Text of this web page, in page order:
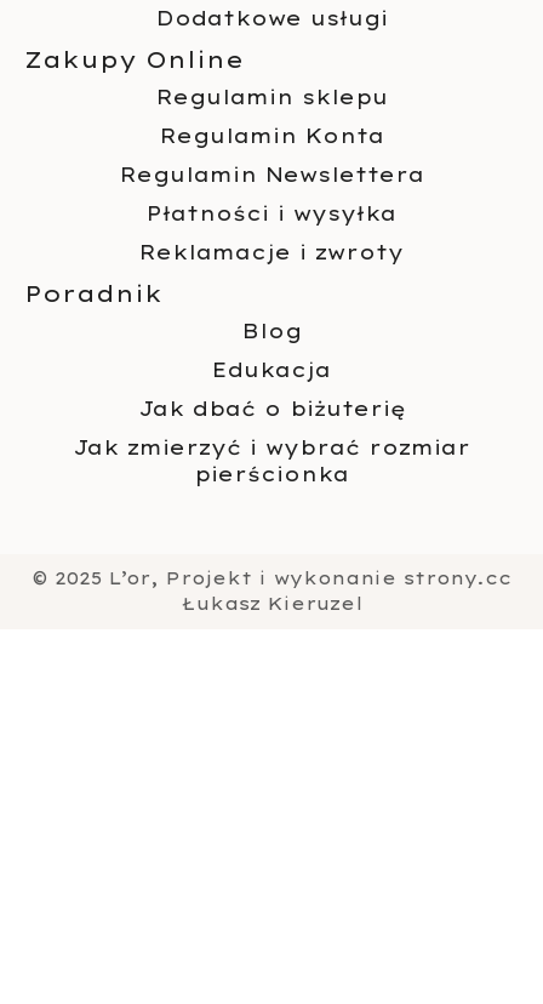
Dodatkowe usługi
Zakupy Online
Regulamin sklepu
Regulamin Konta
Regulamin Newslettera
Płatności i wysyłka
Reklamacje i zwroty
Poradnik
Blog
Edukacja
Jak dbać o biżuterię
Jak zmierzyć i wybrać rozmiar
pierścionka
© 2025 L’or, Projekt i wykonanie strony.cc
Łukasz Kieruzel